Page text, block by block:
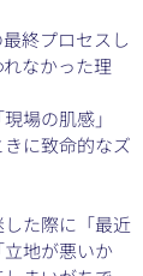
終プロセスし
なかった理
場の肌感」
に致命的なズ
た際に「最近
地が悪いか